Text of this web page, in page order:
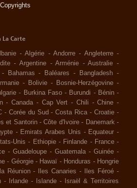
La Carte
-Algérie -Andorre - Angleterre -
-Argentine -Arménie -Australie -
- Bahamas - Baléares - Bangladesh -
- Bolivie - Bosnie-Herzégovine -
- Burkina Faso - Burundi - Bénin -
- Canada - Cap Vert - Chili -Chine -
- Corée du Sud -Costa Rica -Croatie -
et Santorin -Côte d'Ivoire - Danemark -
- Emirats Arabes Unis - Equateur -
Unis - Ethiopie - Finlande - France -
- Guadeloupe - Guatemala - Guinée -
- Géorgie - Hawaï - Honduras - Hongrie
Réunion - Iles Canaries - Iles Féroé -
- Irlande - Islande -
Israël & Territoires